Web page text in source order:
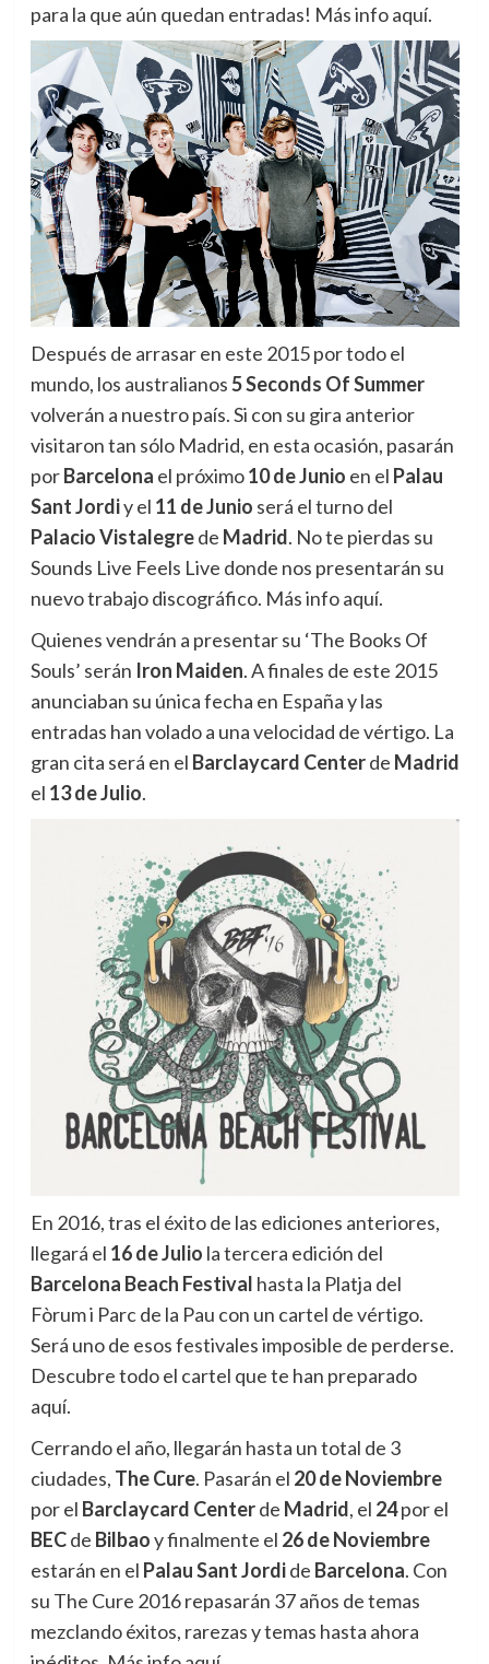
para la que aún quedan entradas! Más info aquí.
Después de arrasar en este 2015 por todo el
mundo, los australianos5 Seconds Of Summer
volverán a nuestro país. Si con su gira anterior
visitaron tan sólo Madrid, en esta ocasión, pasarán
porBarcelona el próximo10 de Junio en el Palau
Sant Jordiy el 11 de Junio será el turno del
Palacio Vistalegrede Madrid. No te pierdas su
Sounds Live Feels Live donde nos presentarán su
nuevo trabajo discográfico. Más info aquí.
Quienes vendrán a presentar su ‘The Books Of
Souls’ serán Iron Maiden. A finales de este 2015
anunciaban su única fecha en España y las
entradas han volado a una velocidad de vértigo. La
gran cita será en el Barclaycard Centerde Madrid
el 13 de Julio.
En 2016, tras el éxito de las ediciones anteriores,
llegará el 16 de Julio la tercera edición del
Barcelona Beach Festival hasta la Platja del
Fòrum i Parc de la Pau con un cartel de vértigo.
Será uno de esos festivales imposible de perderse.
Descubre todo el cartel que te han preparado
aquí.
Cerrando el año, llegarán hasta un total de 3
ciudades, The Cure. Pasarán el 20 de Noviembre
por el Barclaycard Centerde Madrid, el 24por el
BECde Bilbaoy finalmente el 26 de Noviembre
estarán en el Palau Sant Jordide Barcelona. Con
su The Cure 2016 repasarán 37 años de temas
mezclando éxitos, rarezas y temas hasta ahora